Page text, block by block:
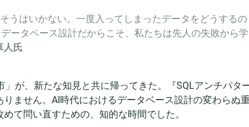
うはいかない。一度入ってしまったデータをどうするの
ータベース設計だからこそ、私たちは先人の失敗から
人氏
が、新たな知見と共に帰ってきた。『SQLアンチパタ
ません。AI時代におけるデータベース設計の変わらぬ
て問い直すための、知的な時間でした。